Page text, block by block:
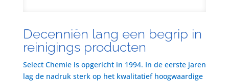
Decenniën lang een begrip in
reinigings producten
Select Chemie is opgericht in 1994. In de eerste jaren
lag de nadruk sterk op het kwalitatief hoogwaardige